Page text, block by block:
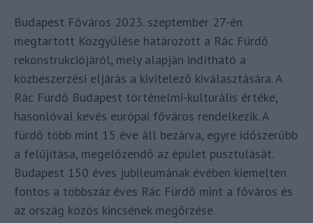
Budapest Főváros 2023. szeptember 27-én
megtartott Közgyűlése határozott a Rác Fürdő
rekonstrukciójáról, mely alapján indítható a
közbeszerzési eljárás a kivitelező kiválasztására. A
Rác Fürdő Budapest történelmi-kulturális értéke,
hasonlóval kevés európai főváros rendelkezik. A
fürdő több mint 15 éve áll bezárva, egyre időszerűbb
a felújítása, megelőzendő az épület pusztulását.
Budapest 150 éves jubileumának évében kiemelten
fontos a többszáz éves Rác Fürdő mint a főváros és
az ország közös kincsének megőrzése.